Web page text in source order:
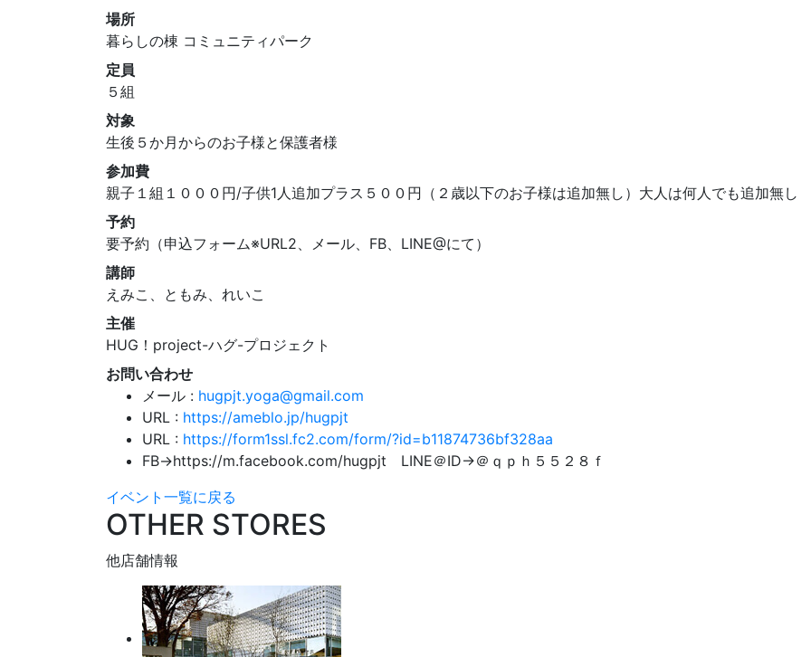
場所
暮らしの棟 コミュニティパーク
定員
５組
対象
生後５か月からのお子様と保護者様
参加費
親子１組１０００円/子供1人追加プラス５００円（２歳以下のお子様は追加無し）大人は何人でも追加無し
予約
要予約（申込フォーム※URL2、メール、FB、LINE@にて）
講師
えみこ、ともみ、れいこ
主催
HUG！project-ハグ-プロジェクト
お問い合わせ
メール : hugpjt.yoga@gmail.com
URL : https://ameblo.jp/hugpjt
URL : https://form1ssl.fc2.com/form/?id=b11874736bf328aa
FB→https://m.facebook.com/hugpjt LINE＠ID→＠ｑｐｈ５５２８ｆ
イベント一覧に戻る
OTHER STORES
他店舗情報